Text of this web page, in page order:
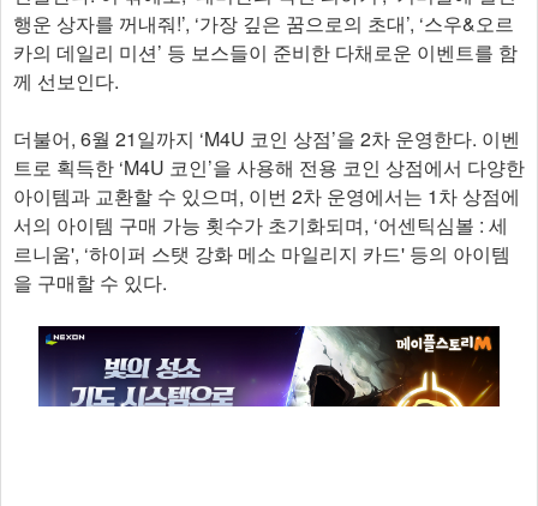
행운 상자를 꺼내줘!’, ‘가장 깊은 꿈으로의 초대’, ‘스우&오르
카의 데일리 미션’ 등 보스들이 준비한 다채로운 이벤트를 함
께 선보인다.
더불어, 6월 21일까지 ‘M4U 코인 상점’을 2차 운영한다. 이벤
트로 획득한 ‘M4U 코인’을 사용해 전용 코인 상점에서 다양한
아이템과 교환할 수 있으며, 이번 2차 운영에서는 1차 상점에
서의 아이템 구매 가능 횟수가 초기화되며, ‘어센틱심볼 : 세
르니움', ‘하이퍼 스탯 강화 메소 마일리지 카드' 등의 아이템
을 구매할 수 있다.